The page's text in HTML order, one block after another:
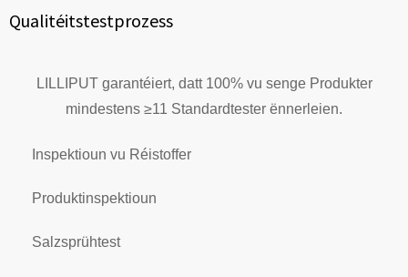
Qualitéitstestprozess
LILLIPUT garantéiert, datt 100% vu senge Produkter
mindestens ≥11 Standardtester ënnerleien.
Inspektioun vu Réistoffer
Produktinspektioun
Salzsprühtest